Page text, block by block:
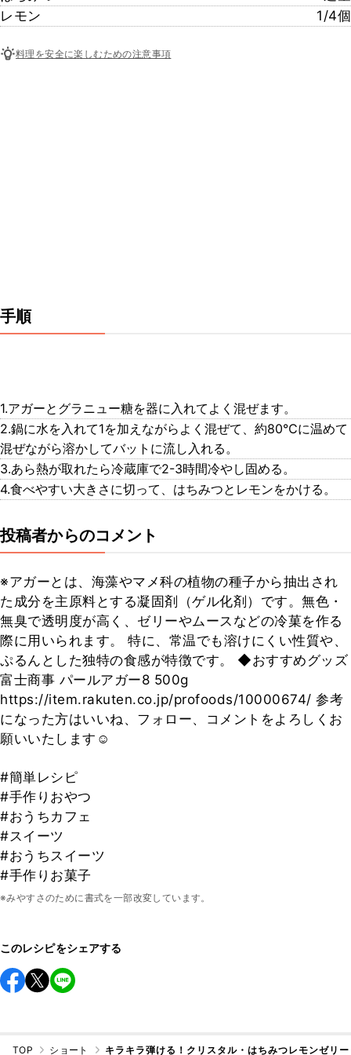
レモン
1/4個
料理を安全に楽しむための注意事項
手順
1.アガーとグラニュー糖を器に入れてよく混ぜます。
2.鍋に水を入れて1を加えながらよく混ぜて、約80℃に温めて
混ぜながら溶かしてバットに流し入れる。
3.あら熱が取れたら冷蔵庫で2-3時間冷やし固める。
4.食べやすい大きさに切って、はちみつとレモンをかける。
投稿者からのコメント
※アガーとは、海藻やマメ科の植物の種子から抽出され
た成分を主原料とする凝固剤（ゲル化剤）です。無色・
無臭で透明度が高く、ゼリーやムースなどの冷菓を作る
際に用いられます。 特に、常温でも溶けにくい性質や、
ぷるんとした独特の食感が特徴です。 ◆おすすめグッズ
富士商事 パールアガー8 500g
https://item.rakuten.co.jp/profoods/10000674/ 参考
になった方はいいね、フォロー、コメントをよろしくお
願いいたします☺
#簡単レシピ
#手作りおやつ
#おうちカフェ
#スイーツ
#おうちスイーツ
#手作りお菓子
※みやすさのために書式を一部改変しています。
このレシピをシェアする
TOP ショート キラキラ弾ける！クリスタル・はちみつレモンゼリー